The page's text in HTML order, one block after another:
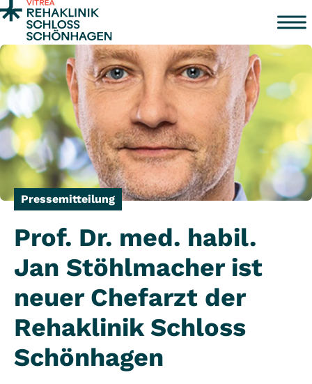
Zum Inhalt springen
Pressemitteilung
Prof. Dr. med. habil.
Jan Stöhlmacher ist
neuer Chefarzt der
Rehaklinik Schloss
Schönhagen